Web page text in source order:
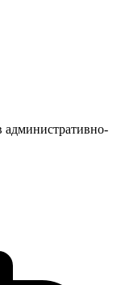
административно-